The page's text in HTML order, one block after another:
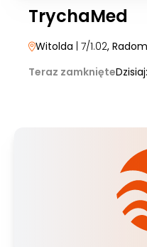
TrychaMed
Witolda | 7/1.02, Radom
Teraz zamknięteDzisiaj: